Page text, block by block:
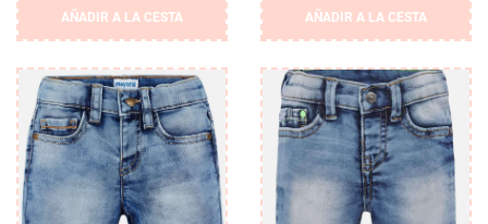
AÑADIR A LA CESTA AÑADIR A LA CESTA